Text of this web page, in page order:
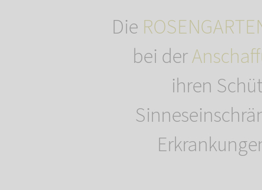
Die
bei der
ihren